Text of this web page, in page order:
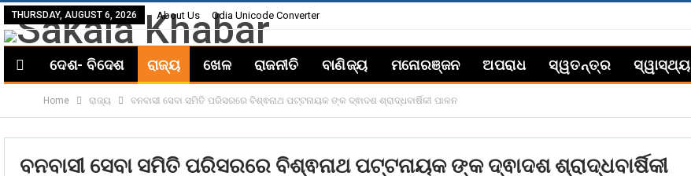
THURSDAY, AUGUST 6, 2026 About Us Odia Unicode Converter
ଦେଶ- ବିଦେଶ ରାଜ୍ୟ ଖେଳ ରାଜନୀତି ବାଣିଜ୍ୟ ମନୋରଞ୍ଜନ ଅପରାଧ ସ୍ୱତନ୍ତ୍ର ସ୍ୱାସ୍ଥ୍ୟ
Home ରାଜ୍ୟ ବନବାସୀ ସେବା ସମିତି ପରିସରରେ ବିଶ୍ଵନାଥ ପଟ୍ଟନାୟକ ଙ୍କ ଦ୍ଵାଦଶ ଶ୍ରାଦ୍ଧବାର୍ଷିକୀ ପାଳନ
ବନବାସୀ ସେବା ସମିତି ପରିସରରେ ବିଶ୍ଵନାଥ ପଟ୍ଟନାୟକ ଙ୍କ ଦ୍ଵାଦଶ ଶ୍ରାଦ୍ଧବାର୍ଷିକୀ